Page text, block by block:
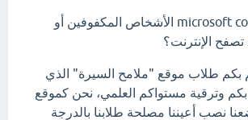
كيف يساعد microsoft copilot الأشخاص المكفوفين أو
الإنترنت؟
بكم طلاب موقع "ملامح السيرة" الذي
وترقية مستواكم العلمي، نحن كموقع
نصب أعيننا مصلحة طلابنا بالدرجة